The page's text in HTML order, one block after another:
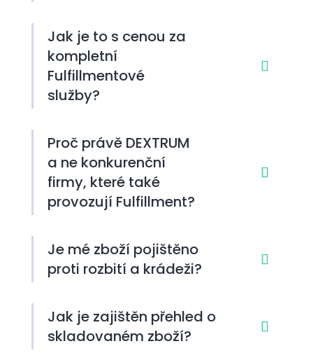
Jak je to s cenou za
kompletní
Fulfillmentové
služby?
Proč právě DEXTRUM
a ne konkurenční
firmy, které také
provozují Fulfillment?
Je mé zboží pojištěno
proti rozbití a krádeži?
Jak je zajištěn přehled o
skladovaném zboží?